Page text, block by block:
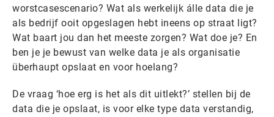
worstcasescenario? Wat als werkelijk álle data die je
als bedrijf ooit opgeslagen hebt ineens op straat ligt?
Wat baart jou dan het meeste zorgen? Wat doe je? En
ben je je bewust van welke data je als organisatie
überhaupt opslaat en voor hoelang?
De vraag ‘hoe erg is het als dit uitlekt?’ stellen bij de
data die je opslaat, is voor elke type data verstandig,